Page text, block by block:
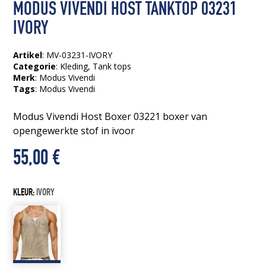
MODUS VIVENDI HOST TANKTOP 03231
IVORY
Artikel: MV-03231-IVORY
Categorie: Kleding, Tank tops
Merk: Modus Vivendi
Tags: Modus Vivendi
Modus Vivendi Host Boxer 03221 boxer van
opengewerkte stof in ivoor
55,00€
KLEUR:IVORY